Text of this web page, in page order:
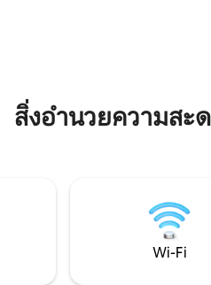
พื่อนหรือครอบครัว
กับข้าว 1 ห้องสุขา
ที่ที่เหมาะกับช่วง
อน เปลญวนขนาด
พานไปยังเตียง
งามของส่วนที่
สิ่งอำนวยความส
Wi-Fi